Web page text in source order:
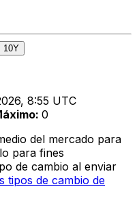
10Y
8:55 UTC
: 0
del mercado para
para fines
de cambio al enviar
tipos de cambio de